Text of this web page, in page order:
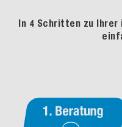
In 4 Schritten zu Ihrer